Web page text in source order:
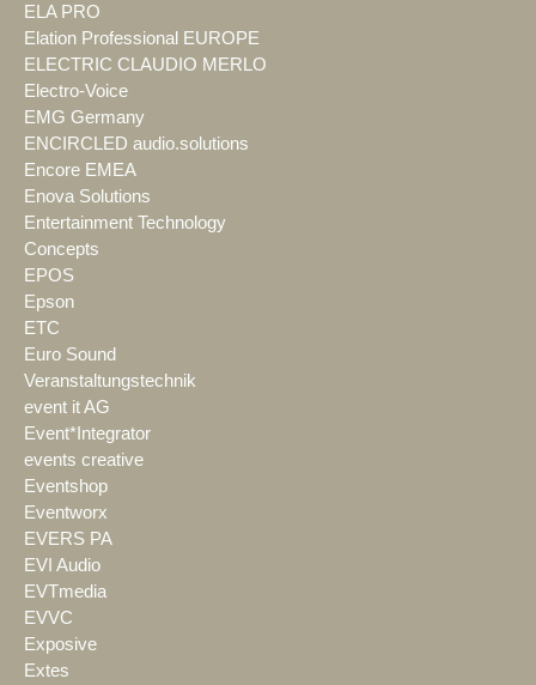
ELA PRO
Elation Professional EUROPE
ELECTRIC CLAUDIO MERLO
Electro-Voice
EMG Germany
ENCIRCLED audio.solutions
Encore EMEA
Enova Solutions
Entertainment Technology
Concepts
EPOS
Epson
ETC
Euro Sound
Veranstaltungstechnik
event it AG
Event*Integrator
events creative
Eventshop
Eventworx
EVERS PA
EVI Audio
EVTmedia
EVVC
Exposive
Extes